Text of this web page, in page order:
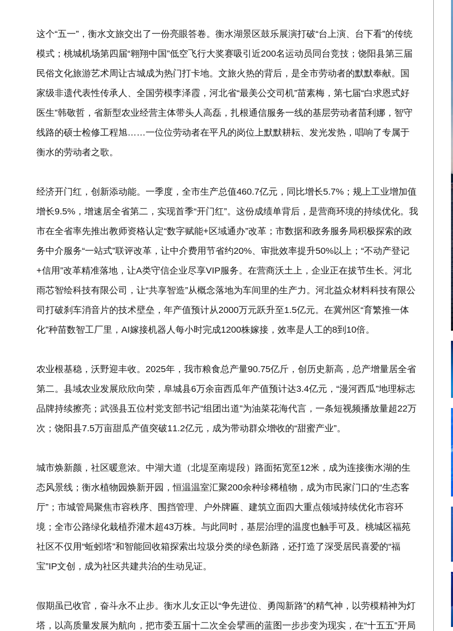
这个“五一”，衡水文旅交出了一份亮眼答卷。衡水湖景区鼓乐展演打破“台上演、台下看”的传统
模式；桃城机场第四届“翱翔中国”低空飞行大奖赛吸引近200名运动员同台竞技；饶阳县第三届
民俗文化旅游艺术周让古城成为热门打卡地。文旅火热的背后，是全市劳动者的默默奉献。国
家级非遗代表性传承人、全国劳模李泽霞，河北省“最美公交司机”苗素梅，第七届“白求恩式好
医生”韩敬哲，省新型农业经营主体带头人高磊，扎根通信服务一线的基层劳动者苗利娜，智守
线路的硕士检修工程旭……一位位劳动者在平凡的岗位上默默耕耘、发光发热，唱响了专属于
衡水的劳动者之歌。
经济开门红，创新添动能。一季度，全市生产总值460.7亿元，同比增长5.7%；规上工业增加值
增长9.5%，增速居全省第二，实现首季“开门红”。这份成绩单背后，是营商环境的持续优化。我
市在全省率先推出教师资格认定“数字赋能+区域通办”改革；市数据和政务服务局积极探索的政
务中介服务“一站式”联评改革，让中介费用节省约20%、审批效率提升50%以上；“不动产登记
+信用”改革精准落地，让A类守信企业尽享VIP服务。在营商沃土上，企业正在拔节生长。河北
雨芯智绘科技有限公司，让“共享智造”从概念落地为车间里的生产力。河北益众材料科技有限公
司打破刹车消音片的技术壁垒，年产值预计从2000万元跃升至1.5亿元。在冀州区“育繁推一体
化”种苗数智工厂里，AI嫁接机器人每小时完成1200株嫁接，效率是人工的8到10倍。
农业根基稳，沃野迎丰收。2025年，我市粮食总产量90.75亿斤，创历史新高，总产增量居全省
第二。县域农业发展欣欣向荣，阜城县6万余亩西瓜年产值预计达3.4亿元，“漫河西瓜”地理标志
品牌持续擦亮；武强县五位村党支部书记“组团出道”为油菜花海代言，一条短视频播放量超22万
次；饶阳县7.5万亩甜瓜产值突破11.2亿元，成为带动群众增收的“甜蜜产业”。
城市焕新颜，社区暖意浓。中湖大道（北堤至南堤段）路面拓宽至12米，成为连接衡水湖的生
态风景线；衡水植物园焕新开园，恒温温室汇聚200余种珍稀植物，成为市民家门口的“生态客
厅”；市城管局聚焦市容秩序、围挡管理、户外牌匾、建筑立面四大重点领域持续优化市容环
境；全市公路绿化栽植乔灌木超43万株。与此同时，基层治理的温度也触手可及。桃城区福苑
社区不仅用“蚯蚓塔”和智能回收箱探索出垃圾分类的绿色新路，还打造了深受居民喜爱的“福
宝”IP文创，成为社区共建共治的生动见证。
假期虽已收官，奋斗永不止步。衡水儿女正以“争先进位、勇闯新路”的精气神，以劳模精神为灯
塔，以高质量发展为航向，把市委五届十二次全会擘画的蓝图一步步变为现实，在“十五五”开局